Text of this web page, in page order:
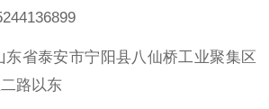
东省泰安市宁阳县八仙桥工业聚集区
路以东